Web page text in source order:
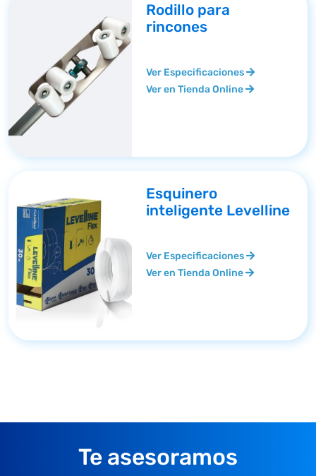
Rodillo para
rincones
Ver Especificaciones
Ver en Tienda Online
Esquinero
inteligente Levelline
Ver Especificaciones
Ver en Tienda Online
Te asesoramos